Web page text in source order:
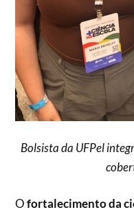
Bolsista da UFPel
Ofortalecimento da